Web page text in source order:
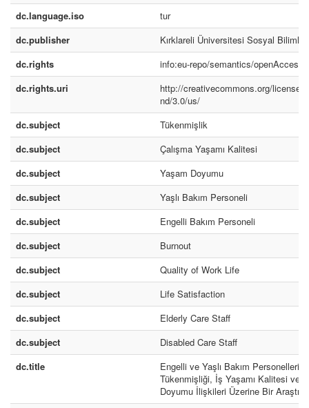
dc.language.iso
tur
dc.publisher
Kırklareli Üniversitesi Sosyal
dc.rights
info:eu-repo/semantics/openAccess
dc.rights.uri
http://creativecommons.org/
nd/3.0/us/
dc.subject
Tükenmişlik
dc.subject
Çalışma Yaşamı Kalitesi
dc.subject
Yaşam Doyumu
dc.subject
Yaşlı Bakım Personeli
dc.subject
Engelli Bakım Personeli
dc.subject
Burnout
dc.subject
Quality of Work Life
dc.subject
Life Satisfaction
dc.subject
Elderly Care Staff
dc.subject
Disabled Care Staff
dc.title
Engelli ve Yaşlı Bakım
Tükenmişliği, İş Yaşamı Kalitesi ve
Doyumu İlişkileri Üzerine Bir